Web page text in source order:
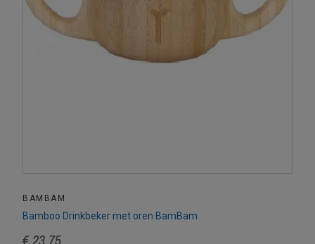
BAMBAM
Bamboo Drinkbeker met oren BamBam